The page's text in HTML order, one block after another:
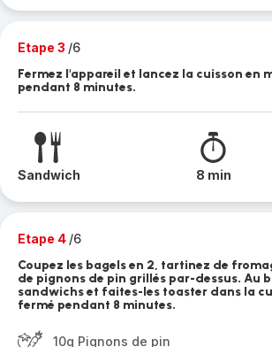
Etape 3 /6
Fermez l'appareil et lancez la cuisson en
pendant 8 minutes.
Sandwich 8 min
Etape 4 /6
Coupez les bagels en 2, tartinez de
de pignons de pin grillés par-dessus. Au
sandwichs et faites-les toaster dans la
fermé pendant 8 minutes.
10g Pignons de pin